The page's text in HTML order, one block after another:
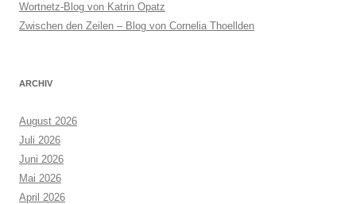
Wortnetz-Blog von Katrin Opatz
Zwischen den Zeilen – Blog von Cornelia Thoellden
ARCHIV
August 2026
Juli 2026
Juni 2026
Mai 2026
April 2026